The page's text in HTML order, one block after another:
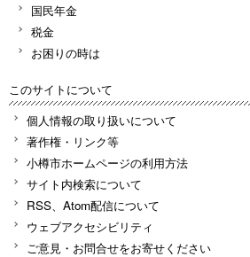
国民年金
税金
お困りの時は
このサイトについて
個人情報の取り扱いについて
著作権・リンク等
小樽市ホームページの利用方法
サイト内検索について
RSS、Atom配信について
ウェブアクセシビリティ
ご意見・お問合せをお寄せください